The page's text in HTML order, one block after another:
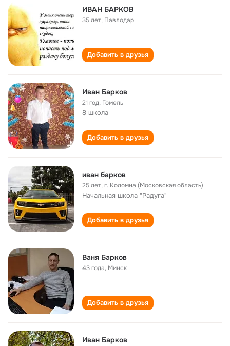
ИВАН БАРКОВ
35 лет, Павлодар
Добавить в друзья
Иван Барков
21 год, Гомель
8 школа
Добавить в друзья
иван барков
25 лет,г. Коломна (Московская область)
Начальная школа "Радуга"
Добавить в друзья
Ваня Барков
43 года, Минск
Добавить в друзья
Иван Барков